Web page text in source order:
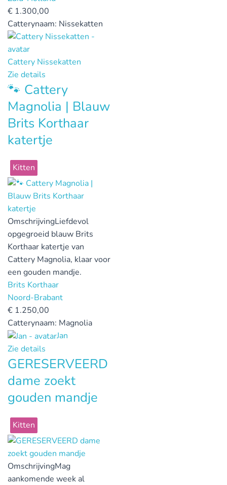
€ 1.300,00
Catterynaam: Nissekatten
Cattery Nissekatten
Zie details
🐾 Cattery
Magnolia | Blauw
Brits Korthaar
katertje
Kitten
OmschrijvingLiefdevol
opgegroeid blauw Brits
Korthaar katertje van
Cattery Magnolia, klaar voor
een gouden mandje.
Brits Korthaar
Noord-Brabant
€ 1.250,00
Catterynaam: Magnolia
Jan
Zie details
GERESERVEERD
dame zoekt
gouden mandje
Kitten
OmschrijvingMag
aankomende week al